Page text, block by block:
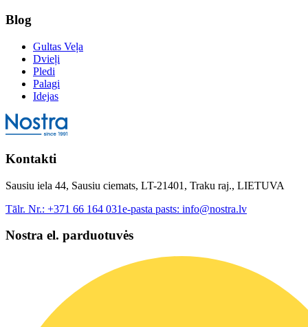
Blog
Gultas Veļa
Dvieļi
Pledi
Palagi
Idejas
Kontakti
Sausiu iela 44, Sausiu ciemats, LT-21401, Traku raj., LIETUVA
Tālr. Nr.: +371 66 164 031e-pasta pasts: info@nostra.lv
Nostra el. parduotuvės